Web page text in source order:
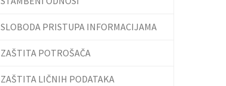
SLOBODA PRISTUPA INFORMACIJAMA
ZAŠTITA POTROŠAČA
ZAŠTITA LIČNIH PODATAKA